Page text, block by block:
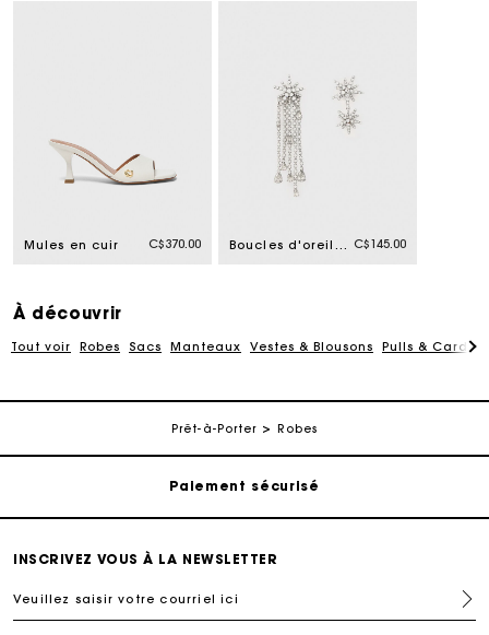
Mules en cuir C$370.00 Boucles d'oreilles étoiles C$145.00
À découvrir
Tout voir Robes Sacs Manteaux Vestes & Blousons Pulls &
Prêt-à-Porter Robes
Livraison à domicile offerte sous 2 à 3 jours ouvrés.
Paiement sécurisé
Livraison à domicile offerte sous 2 à 3 jours ouvrés.
INSCRIVEZ VOUS À LA NEWSLETTER
Veuillez saisir votre courriel ici